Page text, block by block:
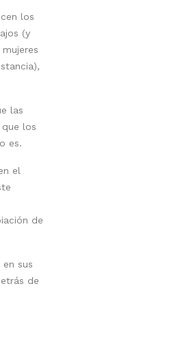
los
(y
las
los
es.
el
de
sus
de